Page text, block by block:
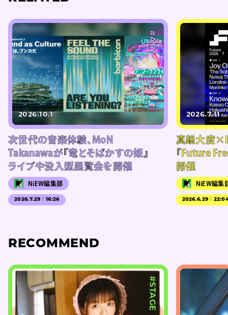
#ART
2026.10.1
次世代の音楽体験、MoN
Takanawaが『竜とそばかすの姫』
ライブや没入型展覧会を開催
NiEW編集部
2026.7.29｜16:26
2026.7.11
真鍋大度
『Future
開催
NiEW編集
2026.6.29｜
RECOMMEND
#STAGE